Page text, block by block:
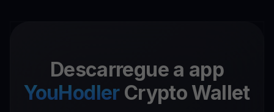
Descarregue a app
YouHodler Crypto Wallet